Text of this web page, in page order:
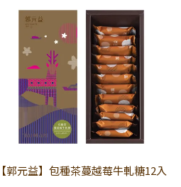
【郭元益】包種茶蔓越莓牛軋糖12入